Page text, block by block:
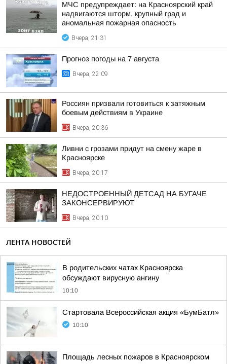
МЧС предупреждает: на Красноярский край
надвигаются шторм, крупный град и
аномальная пожарная опасность
Вчера, 21:31
Прогноз погоды на 7 августа
Вчера, 22:09
Россиян призвали готовиться к затяжным
боевым действиям в Украине
Вчера, 20:36
Ливни с грозами придут на смену жаре в
Красноярске
Вчера, 20:17
НЕДОСТРОЕННЫЙ ДЕТСАД НА БУГАЧЕ
ЗАКОНСЕРВИРУЮТ
Вчера, 20:10
ЛЕНТА НОВОСТЕЙ
В родительских чатах Красноярска
обсуждают вирусную ангину
10:10
Стартовала Всероссийская акция «БумБатл»
10:10
Площадь лесных пожаров в Красноярском